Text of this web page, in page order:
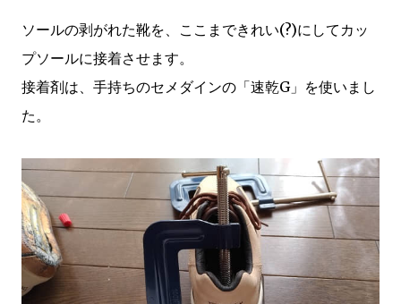
ソールの剥がれた靴を、ここまできれい(?)にしてカッ
プソールに接着させます。
接着剤は、手持ちのセメダインの「速乾G」を使いまし
た。